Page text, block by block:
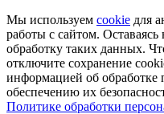
Мы используем cookie для
работы с сайтом. Оставаясь
обработку таких данных.
отключите сохранение
информацией об
обеспечению их
Политике обработки